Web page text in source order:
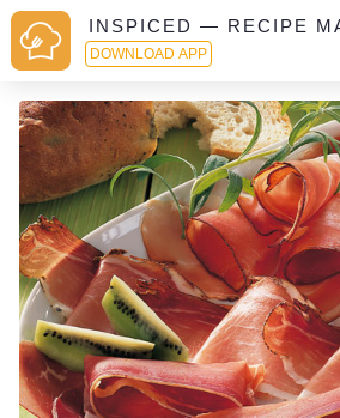
INSPICED — RECIPE
DOWNLOAD APP